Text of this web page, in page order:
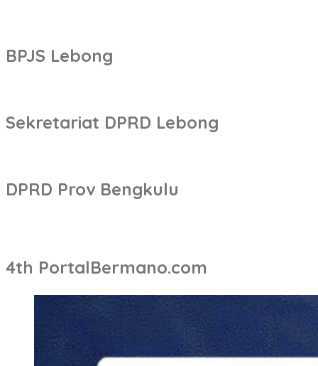
BPJS Lebong
Sekretariat DPRD Lebong
DPRD Prov Bengkulu
4th PortalBermano.com